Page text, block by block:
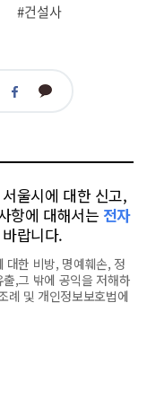
#건설사
페 카
울시에 대한 신고,
항에 대해서는 전자
랍니다.
대한 비방, 명예훼손, 정
,그 밖에 공익을 저해하
례 및 개인정보보호법에